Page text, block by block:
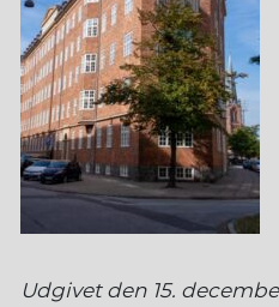
Udgivet den 15.